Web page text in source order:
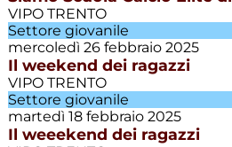
VIPO TRENTO
Settore giovanile
mercoledì 26 febbraio 2025
Il weekend dei ragazzi
VIPO TRENTO
Settore giovanile
martedì 18 febbraio 2025
Il weeekend dei ragazzi
Risultati
flash
Scuola
calcio